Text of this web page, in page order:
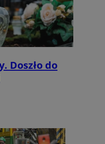
Doszło do